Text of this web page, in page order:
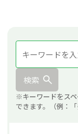
検索
※キーワードをス
できます。（例：